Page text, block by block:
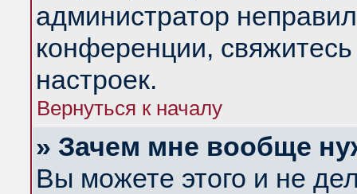
администратор
конференции,
настроек.
Вернуться к началу
» Зачем мне вообще
Вы можете этого и не